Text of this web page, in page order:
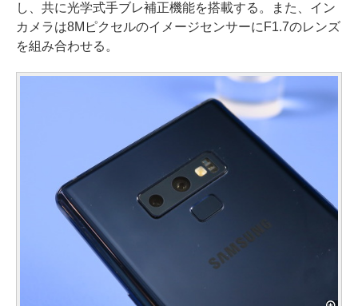
し、共に光学式手ブレ補正機能を搭載する。また、イン
カメラは8MピクセルのイメージセンサーにF1.7のレンズ
を組み合わせる。